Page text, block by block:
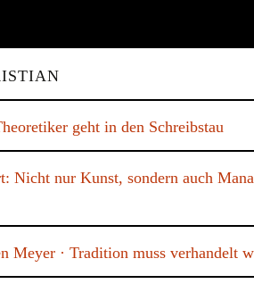
geht in den Schreibstau
Nicht nur Kunst, sondern auch
Meyer · Tradition muss verhandelt